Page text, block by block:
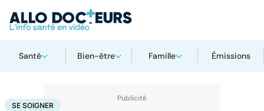
Santé Bien-être Famille Émissions
AccueilSanté Maladies
SE SOIGNER